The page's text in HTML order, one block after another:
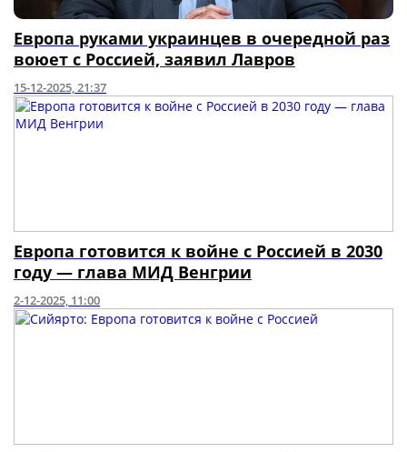
Европа руками украинцев в очередной раз
воюет с Россией, заявил Лавров
15-12-2025, 21:37
Европа готовится к войне с Россией в 2030
году — глава МИД Венгрии
2-12-2025, 11:00